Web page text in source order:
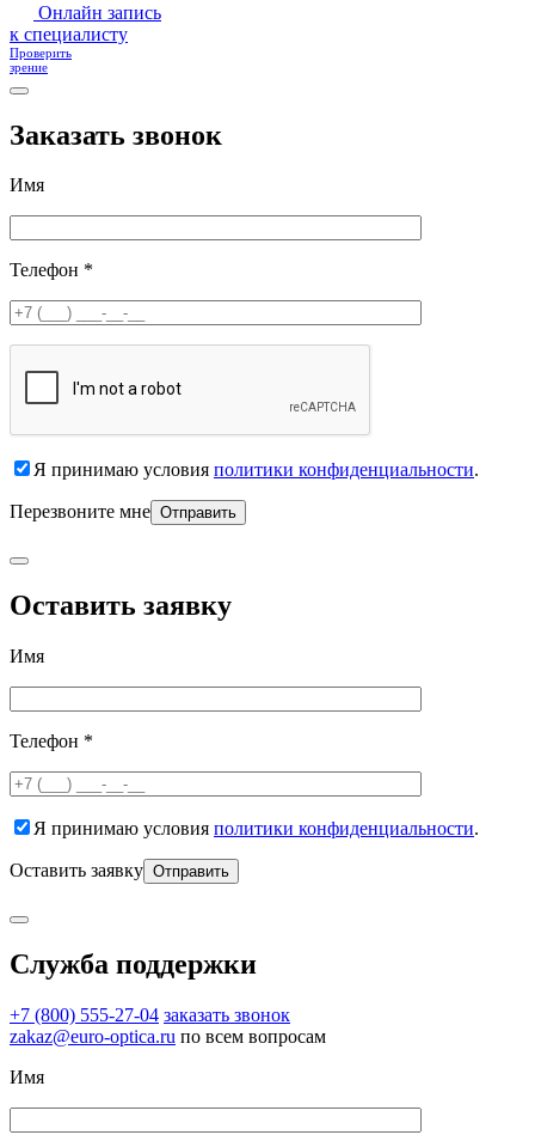
Онлайн запись
к специалисту
Проверить
зрение
Заказать звонок
Имя
Телефон *
Я принимаю условия политики конфиденциальности.
Перезвоните мне
Оставить заявку
Имя
Телефон *
Я принимаю условия политики конфиденциальности.
Оставить заявку
Служба поддержки
+7 (800) 555-27-04 заказать звонок
zakaz@euro-optica.ru по всем вопросам
Имя